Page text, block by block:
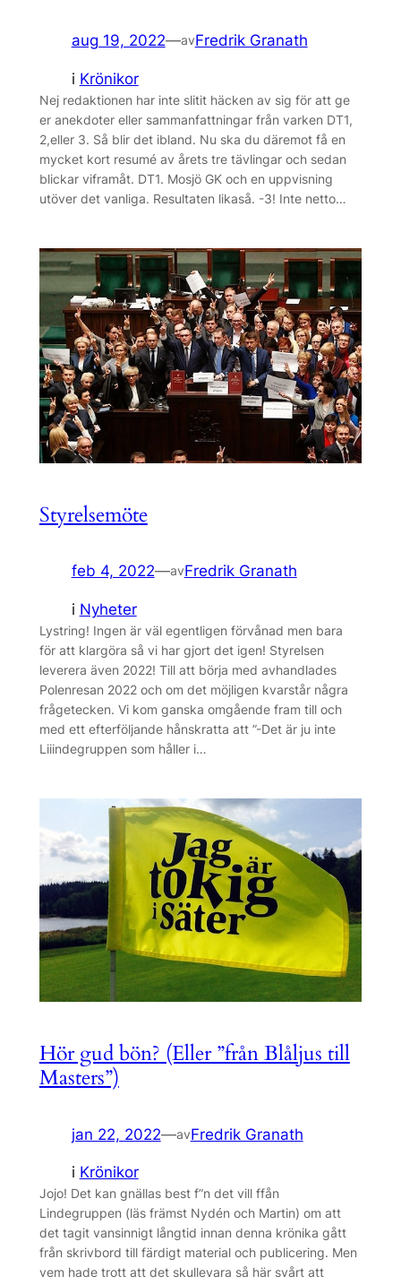
aug 19, 2022—avFredrik Granath
i Krönikor
Nej redaktionen har inte slitit häcken av sig för att ge
er anekdoter eller sammanfattningar från varken DT1,
2,eller 3. Så blir det ibland. Nu ska du däremot få en
mycket kort resumé av årets tre tävlingar och sedan
blickar viframåt. DT1. Mosjö GK och en uppvisning
utöver det vanliga. Resultaten likaså. -3! Inte netto…
Styrelsemöte
feb 4, 2022—avFredrik Granath
i Nyheter
Lystring! Ingen är väl egentligen förvånad men bara
för att klargöra så vi har gjort det igen! Styrelsen
leverera även 2022! Till att börja med avhandlades
Polenresan 2022 och om det möjligen kvarstår några
frågetecken. Vi kom ganska omgående fram till och
med ett efterföljande hånskratta att ”-Det är ju inte
Liiindegruppen som håller i…
Hör gud bön? (Eller ”från Blåljus till
Masters”)
jan 22, 2022—avFredrik Granath
i Krönikor
Jojo! Det kan gnällas best f”n det vill ffån
Lindegruppen (läs främst Nydén och Martin) om att
det tagit vansinnigt långtid innan denna krönika gått
från skrivbord till färdigt material och publicering. Men
vem hade trott att det skullevara så här svårt att